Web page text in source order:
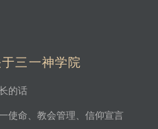
三一神学院
的话
使命、教会管理、信仰宣言